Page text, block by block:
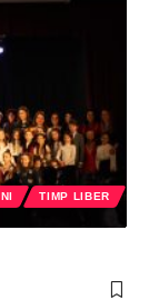
TIMP LIBER